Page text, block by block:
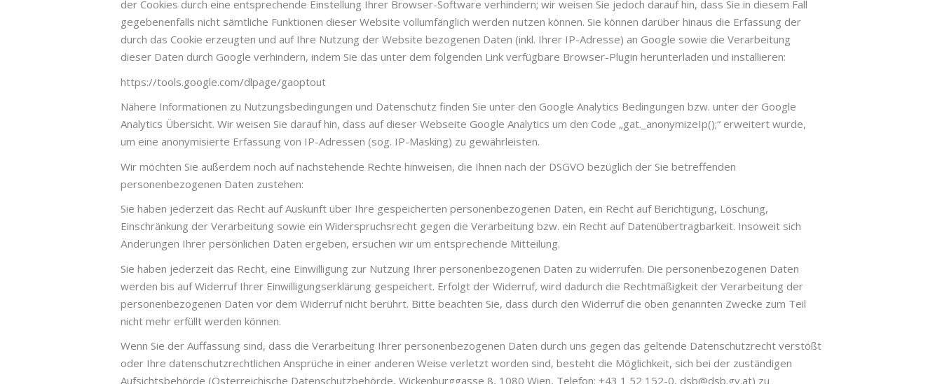
der Cookies durch eine entsprechende Einstellung Ihrer Browser-Software verhindern; wir weisen Sie jedoch darauf hin, dass Sie in diesem Fall
gegebenenfalls nicht sämtliche Funktionen dieser Website vollumfänglich werden nutzen können. Sie können darüber hinaus die Erfassung der
durch das Cookie erzeugten und auf Ihre Nutzung der Website bezogenen Daten (inkl. Ihrer IP-Adresse) an Google sowie die Verarbeitung
dieser Daten durch Google verhindern, indem Sie das unter dem folgenden Link verfügbare Browser-Plugin herunterladen und installieren:
https://tools.google.com/dlpage/gaoptout
Nähere Informationen zu Nutzungsbedingungen und Datenschutz finden Sie unter den Google Analytics Bedingungen bzw. unter der Google
Analytics Übersicht. Wir weisen Sie darauf hin, dass auf dieser Webseite Google Analytics um den Code „gat._anonymizeIp();“ erweitert wurde,
um eine anonymisierte Erfassung von IP-Adressen (sog. IP-Masking) zu gewährleisten.
Wir möchten Sie außerdem noch auf nachstehende Rechte hinweisen, die Ihnen nach der DSGVO bezüglich der Sie betreffenden
personenbezogenen Daten zustehen:
Sie haben jederzeit das Recht auf Auskunft über Ihre gespeicherten personenbezogenen Daten, ein Recht auf Berichtigung, Löschung,
Einschränkung der Verarbeitung sowie ein Widerspruchsrecht gegen die Verarbeitung bzw. ein Recht auf Datenübertragbarkeit. Insoweit sich
Änderungen Ihrer persönlichen Daten ergeben, ersuchen wir um entsprechende Mitteilung.
Sie haben jederzeit das Recht, eine Einwilligung zur Nutzung Ihrer personenbezogenen Daten zu widerrufen. Die personenbezogenen Daten
werden bis auf Widerruf Ihrer Einwilligungserklärung gespeichert. Erfolgt der Widerruf, wird dadurch die Rechtmäßigkeit der Verarbeitung der
personenbezogenen Daten vor dem Widerruf nicht berührt. Bitte beachten Sie, dass durch den Widerruf die oben genannten Zwecke zum Teil
nicht mehr erfüllt werden können.
Wenn Sie der Auffassung sind, dass die Verarbeitung Ihrer personenbezogenen Daten durch uns gegen das geltende Datenschutzrecht verstößt
oder Ihre datenschutzrechtlichen Ansprüche in einer anderen Weise verletzt worden sind, besteht die Möglichkeit, sich bei der zuständigen
Aufsichtsbehörde (Österreichische Datenschutzbehörde, Wickenburggasse 8, 1080 Wien, Telefon: +43 1 52 152-0, dsb@dsb.gv.at) zu